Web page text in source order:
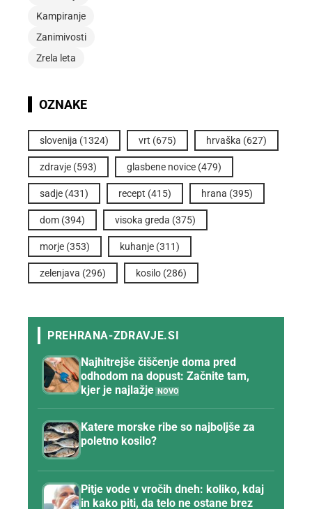
Kampiranje
Zanimivosti
Zrela leta
OZNAKE
slovenija (1324) vrt (675) hrvaška (627)
zdravje (593) glasbene novice (479)
sadje (431) recept (415) hrana (395)
dom (394) visoka greda (375)
morje (353) kuhanje (311)
zelenjava (296) kosilo (286)
Najhitrejše čiščenje doma pred
odhodom na dopust: Začnite tam,
kjer je najlažje
Katere morske ribe so najboljše za
poletno kosilo?
Pitje vode v vročih dneh: koliko, kdaj
in kako piti, da telo ne ostane brez